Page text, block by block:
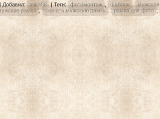
Добавил: mika56 |Теги: фотомонтаж , шаблон , мужская
рамки , скачать мужскую рамку , рамка для фото ,